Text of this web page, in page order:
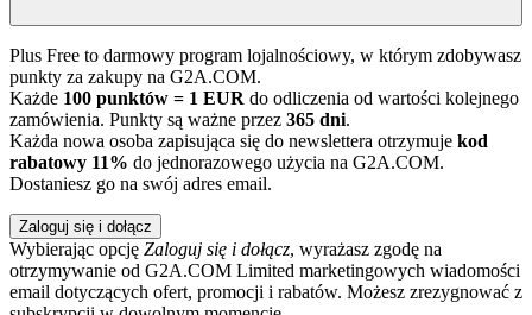
Plus Free to darmowy program lojalnościowy, w którym zdobywasz
punkty za zakupy na G2A.COM.
Każde 100 punktów = 1 EUR do odliczenia od wartości kolejnego
zamówienia. Punkty są ważne przez 365 dni.
Każda nowa osoba zapisująca się do newslettera otrzymuje kod
rabatowy 11% do jednorazowego użycia na G2A.COM.
Dostaniesz go na swój adres email.
Zaloguj się i dołącz
Wybierając opcję Zaloguj się i dołącz, wyrażasz zgodę na
otrzymywanie od G2A.COM Limited marketingowych wiadomości
email dotyczących ofert, promocji i rabatów. Możesz zrezygnować z